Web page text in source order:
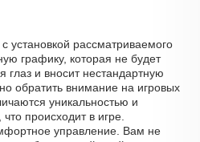
установкой рассматриваемого
графику, которая не будет
глаз и вносит нестандартную
обратить внимание на игровых
уникальностью и
происходит в игре.
управление. Вам не